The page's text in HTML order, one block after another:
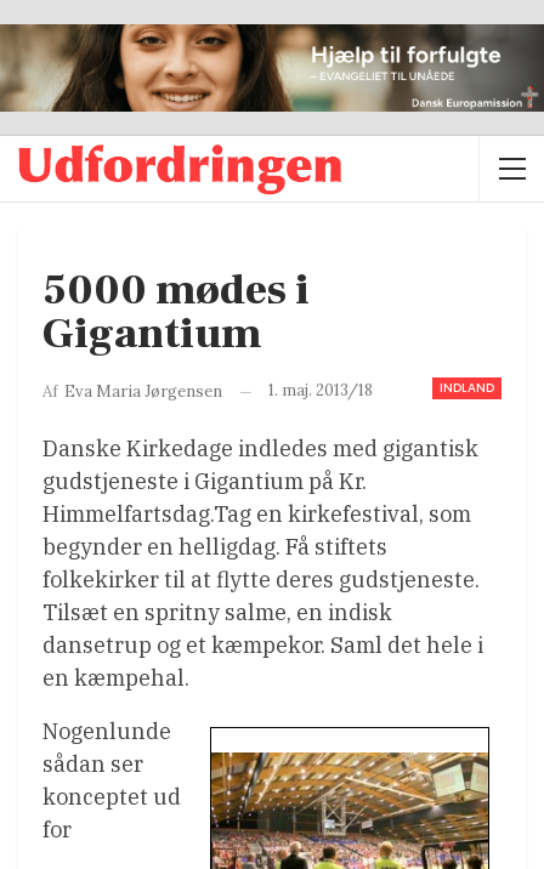
5000 mødes i
Gigantium
INDLAND
Af Eva Maria Jørgensen 1. maj. 2013/18
Danske Kirkedage indledes med gigantisk
gudstjeneste i Gigantium på Kr.
Himmelfartsdag.Tag en kirkefestival, som
begynder en helligdag. Få stiftets
folkekirker til at flytte deres gudstjeneste.
Tilsæt en spritny salme, en indisk
dansetrup og et kæmpekor. Saml det hele i
en kæmpehal.
Nogenlunde
sådan ser
konceptet ud
for